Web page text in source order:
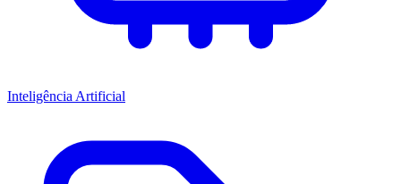
Inteligência Artificial